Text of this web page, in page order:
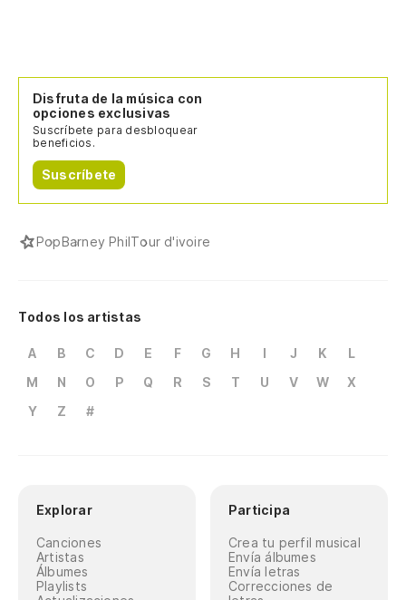
Disfruta de la música con
opciones exclusivas
Suscríbete para desbloquear
beneficios.
Suscríbete
PopBarney PhilTour d'ivoire
Todos los artistas
A B C D E F G H I J K
L
M
N O P Q R S T U V W
X
Y
Z #
Explorar
Canciones
Artistas
Álbumes
Playlists
Participa
Crea tu perfil musical
Envía álbumes
Envía letras
Correcciones de